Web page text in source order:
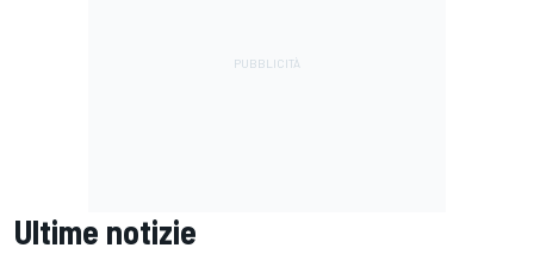
Ultime notizie